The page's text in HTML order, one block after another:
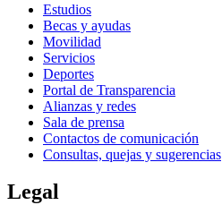
Estudios
Becas y ayudas
Movilidad
Servicios
Deportes
Portal de Transparencia
Alianzas y redes
Sala de prensa
Contactos de comunicación
Consultas, quejas y sugerencias
Legal